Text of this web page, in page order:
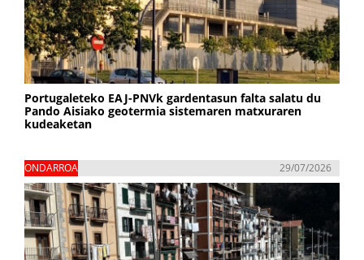
Portugaleteko EAJ-PNVk gardentasun falta salatu du
Pando Aisiako geotermia sistemaren matxuraren
kudeaketan
ONDARROA 29/07/2026